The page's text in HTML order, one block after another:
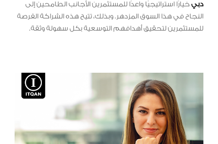
دبيخيارًا استراتيجيًا واعدًا للمستثمرين الأجانب الطامحين إلى
النجاح في هذا السوق المزدهر. وبذلك، تتيح هذه الشراكة الفرصة
للمستثمرين لتحقيق أهدافهم التوسعية بكل سهولة وثقة.